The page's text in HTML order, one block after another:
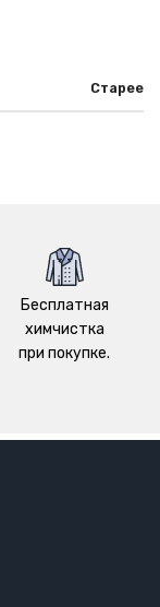
Старее
Бесплатная
химчистка
при покупке.